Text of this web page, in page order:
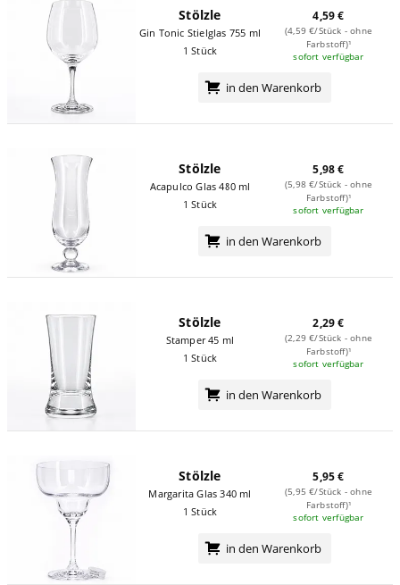
Stölzle
Gin Tonic Stielglas 755 ml
1 Stück
4,59 €
(4,59 €/Stück - ohne
Farbstoff)¹
sofort verfügbar
in den Warenkorb
Stölzle
Acapulco Glas 480 ml
1 Stück
5,98 €
(5,98 €/Stück - ohne
Farbstoff)¹
sofort verfügbar
in den Warenkorb
Stölzle
Stamper 45 ml
1 Stück
2,29 €
(2,29 €/Stück - ohne
Farbstoff)¹
sofort verfügbar
in den Warenkorb
Stölzle
Margarita Glas 340 ml
1 Stück
5,95 €
(5,95 €/Stück - ohne
Farbstoff)¹
sofort verfügbar
in den Warenkorb